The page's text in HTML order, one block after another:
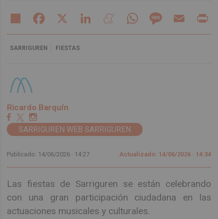
Share Facebook LinkedIn MeneameWhatsAppMessageEmail
SARRIGUREN FIESTAS
Ricardo Barquín
SARRIGUREN WEB SARRIGUREN
Publicado: 14/06/2026 · 14:27 Actualizado: 14/06/2026 · 14:34
Las fiestas de Sarriguren se están celebrando
con una gran participación ciudadana en las
actuaciones musicales y culturales.